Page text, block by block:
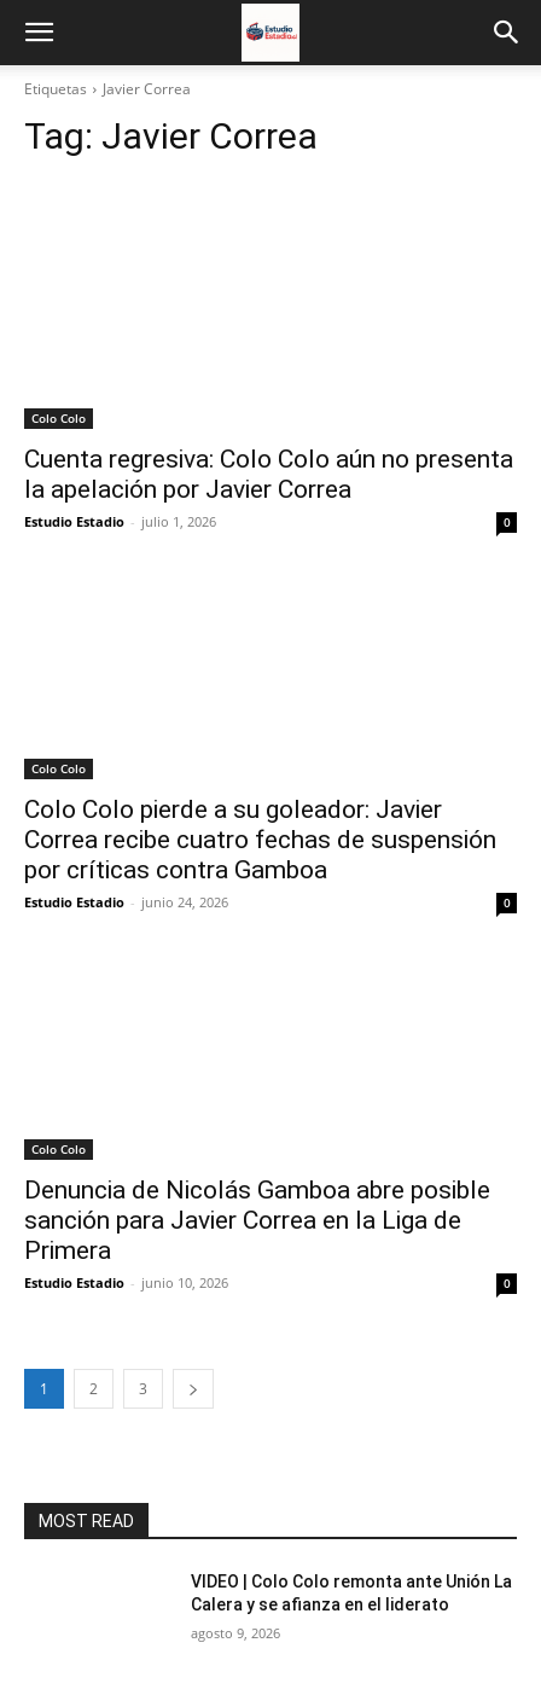
Etiquetas Javier Correa
Tag: Javier Correa
Colo Colo
Cuenta regresiva: Colo Colo aún no presenta
la apelación por Javier Correa
Estudio Estadio - julio 1, 2026 0
Colo Colo
Colo Colo pierde a su goleador: Javier
Correa recibe cuatro fechas de suspensión
por críticas contra Gamboa
Estudio Estadio - junio 24, 2026 0
Colo Colo
Denuncia de Nicolás Gamboa abre posible
sanción para Javier Correa en la Liga de
Primera
Estudio Estadio - junio 10, 2026 0
1 2 3
MOST READ
VIDEO | Colo Colo remonta ante Unión La
Calera y se afianza en el liderato
agosto 9, 2026